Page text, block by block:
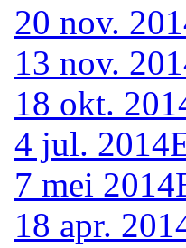
20 nov.
13 nov.
18 okt.
4 jul. 2014
7 mei 2014
18 apr.